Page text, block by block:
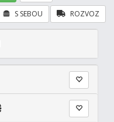
ROZVOZ
S SEBOU